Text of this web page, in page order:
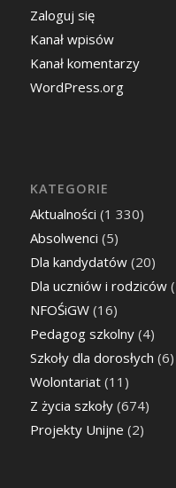
Zaloguj się
Kanał wpisów
Kanał komentarzy
WordPress.org
KATEGORIE
Aktualności (1 330)
Absolwenci (5)
Dla kandydatów(20)
Dla uczniów i rodziców
NFOŚiGW(16)
Pedagog szkolny(4)
Szkoły dla dorosłych (6)
Wolontariat(11)
Z życia szkoły(674)
Projekty Unijne (2)